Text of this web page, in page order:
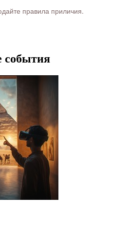
правила приличия.
события